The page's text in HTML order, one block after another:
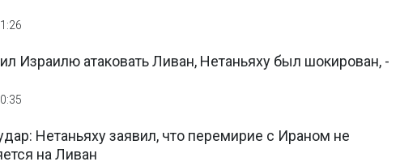
Израилю атаковать Ливан, Нетаньяху был шокирован, -
Нетаньяху заявил, что перемирие с Ираном не
на Ливан